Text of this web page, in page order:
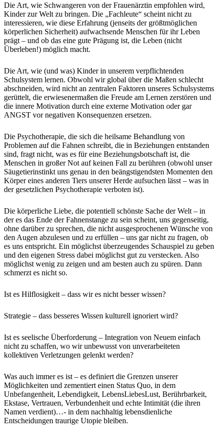
Die Art, wie Schwangeren von der Frauenärztin empfohlen wird,
Kinder zur Welt zu bringen. Die „Fachleute“ scheint nicht zu
interessieren, wie diese Erfahrung (jenseits der größtmöglichen
körperlichen Sicherheit) aufwachsende Menschen für ihr Leben
prägt – und ob das eine gute Prägung ist, die Leben (nicht
Überleben!) möglich macht.
Die Art, wie (und was) Kinder in unserem verpflichtenden
Schulsystem lernen. Obwohl wir global über die Maßen schlecht
abschneiden, wird nicht an zentralen Faktoren unseres Schulsystems
gerüttelt, die erwiesenermaßen die Freude am Lernen zerstören und
die innere Motivation durch eine externe Motivation oder gar
ANGST vor negativen Konsequenzen ersetzen.
Die Psychotherapie, die sich die heilsame Behandlung von
Problemen auf die Fahnen schreibt, die in Beziehungen entstanden
sind, fragt nicht, was es für eine Beziehungsbotschaft ist, die
Menschen in großer Not auf keinen Fall zu berühren (obwohl unser
Säugetierinstinkt uns genau in den beängstigendsten Momenten den
Körper eines anderen Tiers unserer Herde aufsuchen lässt – was in
der gesetzlichen Psychotherapie verboten ist).
Die körperliche Liebe, die potentiell schönste Sache der Welt – in
der es das Ende der Fahnenstange zu sein scheint, uns gegenseitig,
ohne darüber zu sprechen, die nicht ausgesprochenen Wünsche von
den Augen abzulesen und zu erfüllen – uns gar nicht zu fragen, ob
es uns entspricht. Ein möglichst überzeugendes Schauspiel zu geben
und den eigenen Stress dabei möglichst gut zu verstecken. Also
möglichst wenig zu zeigen und am besten auch zu spüren. Dann
schmerzt es nicht so.
Ist es Hilflosigkeit – dass wir es nicht besser wissen?
Strategie – dass besseres Wissen kulturell ignoriert wird?
Ist es seelische Überforderung – Integration von Neuem einfach
nicht zu schaffen, wo wir unbewusst von unverarbeiteten
kollektiven Verletzungen gelenkt werden?
Was auch immer es ist – es definiert die Grenzen unserer
Möglichkeiten und zementiert einen Status Quo, in dem
Unbefangenheit, Lebendigkeit, LebensLiebesLust, Berührbarkeit,
Ekstase, Vertrauen, Verbundenheit und echte Intimität (die ihren
Namen verdient)…- in dem nachhaltig lebensdienliche
Entscheidungen traurige Utopie bleiben.